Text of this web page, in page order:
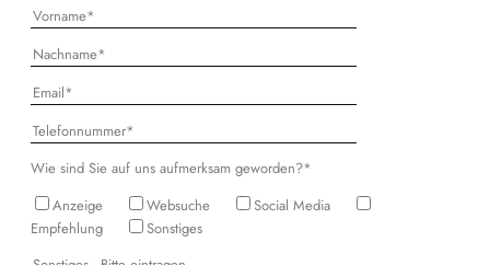
Wie sind Sie auf uns aufmerksam geworden?*
Anzeige
Websuche
Social Media
Empfehlung
Sonstiges